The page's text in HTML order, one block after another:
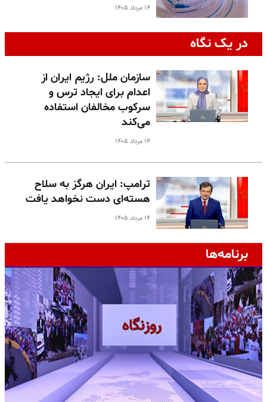
۱۴ مرداد ۱۴۰۵
در یک نگاه
سازمان ملل: رژیم ایران از
اعدام برای ایجاد ترس و
سرکوب مخالفان استفاده
می‌کند
۱۴ مرداد ۱۴۰۵
ترامپ: ایران هرگز به سلاح
هسته‌ای دست نخواهد یافت
۱۴ مرداد ۱۴۰۵
برنامه‌ها